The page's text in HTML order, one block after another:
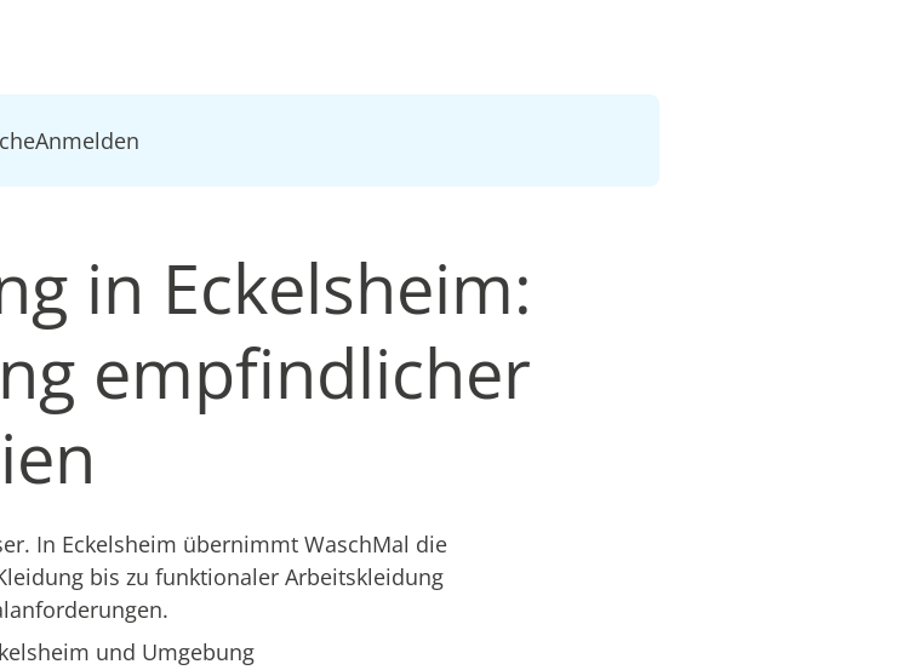
Anmelden
in Eckelsheim:
empfindlicher
In Eckelsheim übernimmt WaschMal die
bis zu funktionaler Arbeitskleidung
und Umgebung